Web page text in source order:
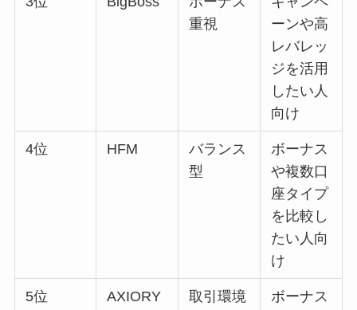
重視
ーンや高
レバレッ
ジを活用
したい人
向け
4位 HFM
バランス
型
ボーナス
や複数口
座タイプ
を比較し
たい人向
け
5位 AXIORY
取引環境
ボーナス